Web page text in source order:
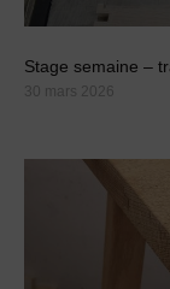
Stage semaine –
30 mars 2026